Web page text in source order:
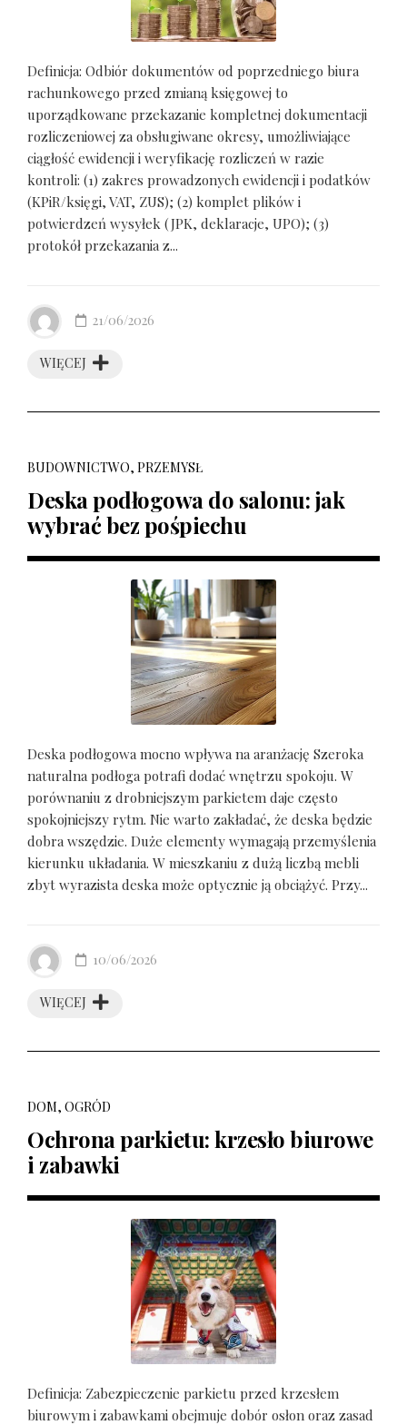
Definicja: Odbiór dokumentów od poprzedniego biura
rachunkowego przed zmianą księgowej to
uporządkowane przekazanie kompletnej dokumentacji
rozliczeniowej za obsługiwane okresy, umożliwiające
ciągłość ewidencji i weryfikację rozliczeń w razie
kontroli: (1) zakres prowadzonych ewidencji i podatków
(KPiR/księgi, VAT, ZUS); (2) komplet plików i
potwierdzeń wysyłek (JPK, deklaracje, UPO); (3)
protokół przekazania z...
WIĘCEJ
21/06/2026
BUDOWNICTWO, PRZEMYSŁ
Deska podłogowa do salonu: jak
wybrać bez pośpiechu
Deska podłogowa mocno wpływa na aranżację Szeroka
naturalna podłoga potrafi dodać wnętrzu spokoju. W
porównaniu z drobniejszym parkietem daje często
spokojniejszy rytm. Nie warto zakładać, że deska będzie
dobra wszędzie. Duże elementy wymagają przemyślenia
kierunku układania. W mieszkaniu z dużą liczbą mebli
zbyt wyrazista deska może optycznie ją obciążyć. Przy...
WIĘCEJ
10/06/2026
DOM, OGRÓD
Ochrona parkietu: krzesło biurowe
i zabawki
Definicja: Zabezpieczenie parkietu przed krzesłem
biurowym i zabawkami obejmuje dobór osłon oraz zasad